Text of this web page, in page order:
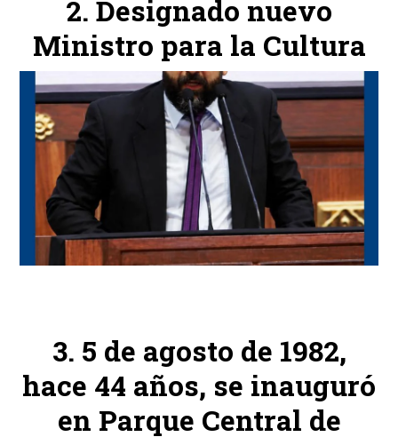
Designado nuevo
Ministro para la Cultura
5 de agosto de 1982,
hace 44 años, se inauguró
en Parque Central de